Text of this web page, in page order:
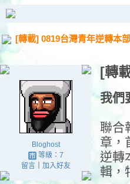
[轉載] 0819台灣青年逆轉本
Bloghost
等級：7
留言｜ 加入好友
[轉
我們
聯合
章，
逆轉
輯，